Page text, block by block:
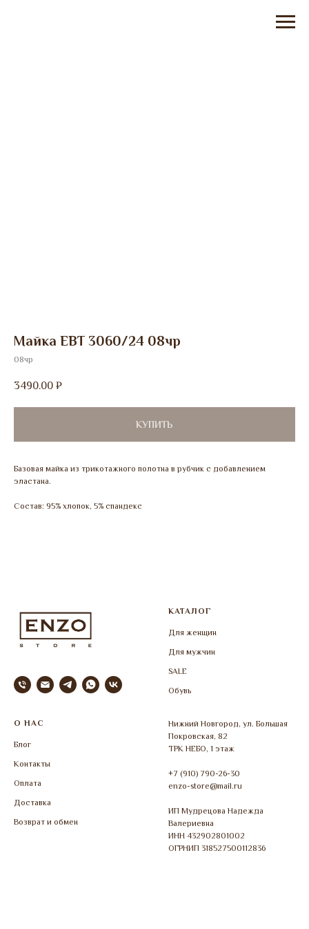
Майка ЕВТ 3060/24 08чр
08чр
3490.00 ₽
КУПИТЬ
Базовая майка из трикотажного полотна в рубчик с добавлением
эластана.
Состав: 95% хлопок, 5% спандекс
КАТАЛОГ
Для женщин
Для мужчин
SALE
Обувь
О НАС
Блог
Контакты
Оплата
Доставка
Возврат и обмен
Нижний Новгород, ул. Большая
Покровская, 82
ТРК НЕБО, 1 этаж
+7 (910) 790-26-30
enzo-store@mail.ru
ИП Мудрецова Надежда
Валериевна
ИНН 432902801002
ОГРНИП 318527500112836